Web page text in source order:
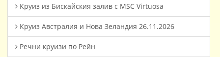
Круиз из Бискайския залив с MSC Virtuosa
Круиз Австралия и Нова Зеландия 26.11.2026
Речни круизи по Рейн